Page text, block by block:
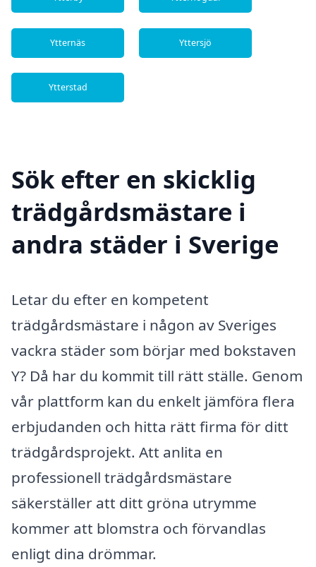
Ytternäs Yttersjö
Ytterstad
Sök efter en skicklig
trädgårdsmästare i
andra städer i Sverige
Letar du efter en kompetent
trädgårdsmästare i någon av Sveriges
vackra städer som börjar med bokstaven
Y? Då har du kommit till rätt ställe. Genom
vår plattform kan du enkelt jämföra flera
erbjudanden och hitta rätt firma för ditt
trädgårdsprojekt. Att anlita en
professionell trädgårdsmästare
säkerställer att ditt gröna utrymme
kommer att blomstra och förvandlas
enligt dina drömmar.